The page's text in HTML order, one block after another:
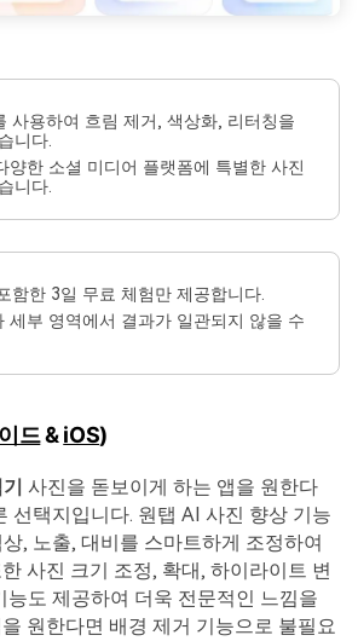
사용하여 흐림 제거, 색상화, 리터칭을
니다.
양한 소셜 미디어 플랫폼에 특별한 사진
니다.
함한 3일 무료 체험만 제공합니다.
세부 영역에서 결과가 일관되지 않을 수
드&iOS)
사진을 돋보이게 하는 앱을 원한다
선택지입니다. 원탭 AI 사진 향상 기능
, 노출, 대비를 스마트하게 조정하여
사진 크기 조정, 확대, 하이라이트 변
능도 제공하여 더욱 전문적인 느낌을
원한다면 배경 제거 기능으로 불필요